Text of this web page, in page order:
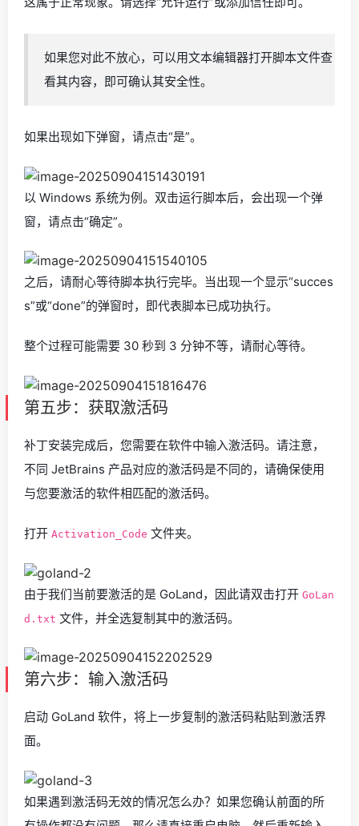
如果您对此不放心，可以用文本编辑器打开脚本文件查
看其内容，即可确认其安全性。
如果出现如下弹窗，请点击“是”。
以 Windows 系统为例。双击运行脚本后，会出现一个弹
窗，请点击“确定”。
之后，请耐心等待脚本执行完毕。当出现一个显示“succes
s”或“done”的弹窗时，即代表脚本已成功执行。
整个过程可能需要 30 秒到 3 分钟不等，请耐心等待。
第五步：获取激活码
补丁安装完成后，您需要在软件中输入激活码。请注意，
不同 JetBrains 产品对应的激活码是不同的，请确保使用
与您要激活的软件相匹配的激活码。
打开 Activation_Code 文件夹。
由于我们当前要激活的是 GoLand，因此请双击打开 GoLan
d.txt 文件，并全选复制其中的激活码。
第六步：输入激活码
启动 GoLand 软件，将上一步复制的激活码粘贴到激活界
面。
如果遇到激活码无效的情况怎么办？如果您确认前面的所